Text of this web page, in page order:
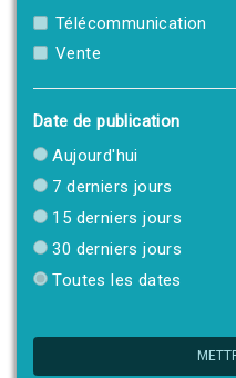
Télécommunication
Vente
Date de publication
Aujourd'hui
7 derniers jours
15 derniers jours
30 derniers jours
Toutes les dates